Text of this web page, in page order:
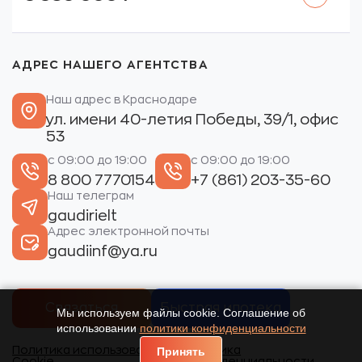
АДРЕС НАШЕГО АГЕНТСТВА
Наш адрес в Краснодаре
ул. имени 40-летия Победы, 39/1, офис
53
с 09:00 до 19:00
8 800 7770154
с 09:00 до 19:00
+7 (861) 203-35-60
Наш телеграм
gaudirielt
Адрес электронной почты
gaudiinf@ya.ru
Связаться Быстрая ипотека
Политика использования
Политика
Мы используем файлы cookie. Соглашение об
использовании политики конфиденциальности
Принять